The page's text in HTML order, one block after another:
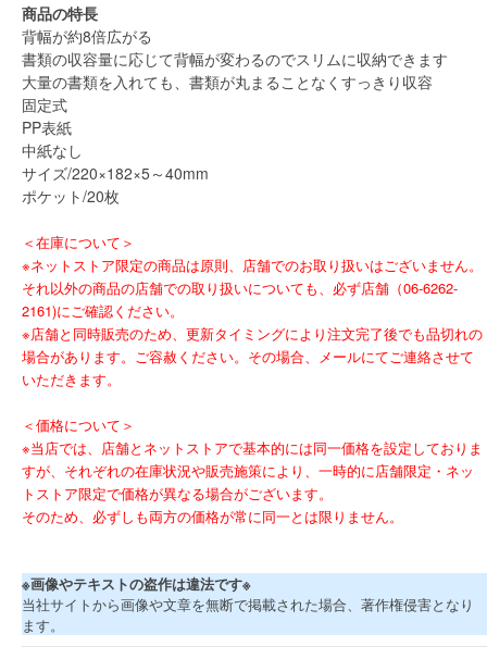
商品の特長
背幅が約8倍広がる
書類の収容量に応じて背幅が変わるのでスリムに収納できます
大量の書類を入れても、書類が丸まることなくすっきり収容
固定式
PP表紙
中紙なし
サイズ/220×182×5～40mm
ポケット/20枚
＜在庫について＞
※ネットストア限定の商品は原則、店舗でのお取り扱いはございません。
それ以外の商品の店舗での取り扱いについても、必ず店舗（06-6262-
2161)にご確認ください。
※店舗と同時販売のため、更新タイミングにより注文完了後でも品切れの
場合があります。ご容赦ください。その場合、メールにてご連絡させて
いただきます。
＜価格について＞
※当店では、店舗とネットストアで基本的には同一価格を設定しておりま
すが、それぞれの在庫状況や販売施策により、一時的に店舗限定・ネッ
トストア限定で価格が異なる場合がございます。
そのため、必ずしも両方の価格が常に同一とは限りません。
※画像やテキストの盗作は違法です※
当社サイトから画像や文章を無断で掲載された場合、著作権侵害となり
ます。